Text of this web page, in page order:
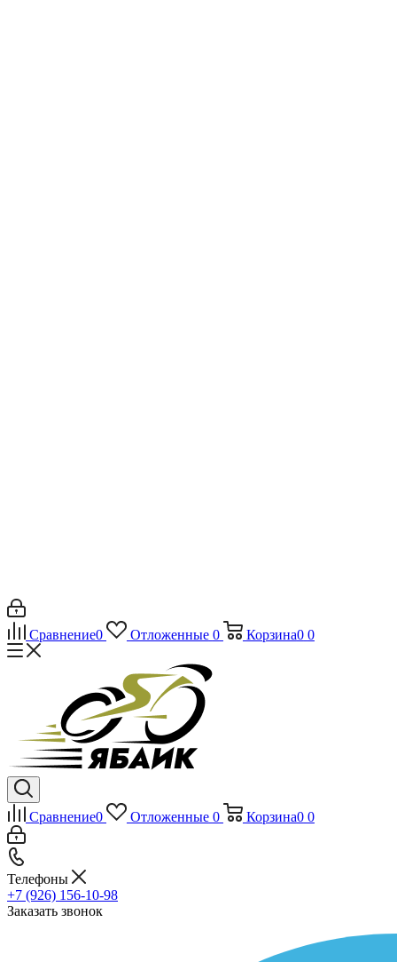
Сравнение0 Отложенные 0 Корзина0 0
Сравнение0 Отложенные 0 Корзина0 0
Телефоны
+7 (926) 156-10-98
Заказать звонок